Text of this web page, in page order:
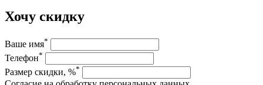
Хочу скидку
Ваше имя*
Телефон*
Размер скидки, %*